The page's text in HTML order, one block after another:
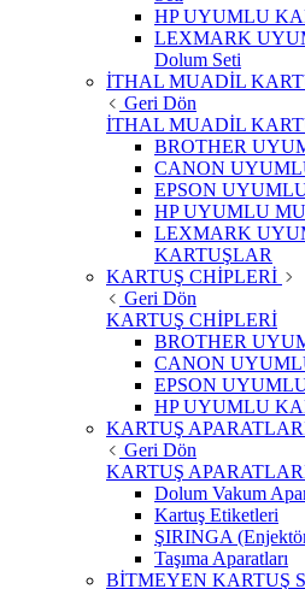
HP UYUMLU
LEXMARK
Dolum Seti
İTHAL MUADİL
Geri Dön
İTHAL MUADİL
BROTHER
CANON
EPSON
HP UYUMLU
LEXMARK
KARTUŞLAR
KARTUŞ CHİPLERİ
Geri Dön
KARTUŞ CHİPLERİ
BROTHER
CANON
EPSON
HP UYUMLU
KARTUŞ
Geri Dön
KARTUŞ
Dolum Vakum
Kartuş Etiketleri
ŞIRINGA
Taşıma Aparatları
BİTMEYEN KARTUŞ